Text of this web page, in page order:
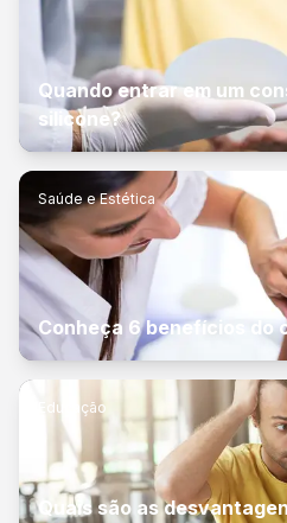
Quando entrar em um
silicone?
Saúde e Estética
Conheça 6 benefícios do
Educação
Quais são as